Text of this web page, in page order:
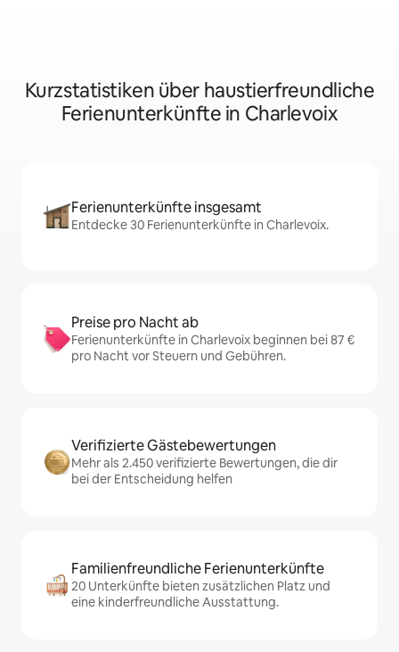
Kurzstatistiken über haustierfreundliche
Ferienunterkünfte in Charlevoix
Ferienunterkünfte insgesamt
Entdecke 30 Ferienunterkünfte in Charlevoix.
Preise pro Nacht ab
Ferienunterkünfte in Charlevoix beginnen bei 87 €
pro Nacht vor Steuern und Gebühren.
Verifizierte Gästebewertungen
Mehr als 2.450 verifizierte Bewertungen, die dir
bei der Entscheidung helfen
Familienfreundliche Ferienunterkünfte
20 Unterkünfte bieten zusätzlichen Platz und
eine kinderfreundliche Ausstattung.